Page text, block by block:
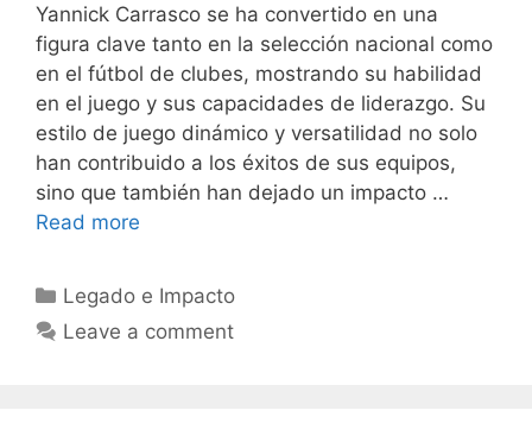
Yannick Carrasco se ha convertido en una
figura clave tanto en la selección nacional como
en el fútbol de clubes, mostrando su habilidad
en el juego y sus capacidades de liderazgo. Su
estilo de juego dinámico y versatilidad no solo
han contribuido a los éxitos de sus equipos,
sino que también han dejado un impacto …
Read more
Categories
Legado e Impacto
Leave a comment